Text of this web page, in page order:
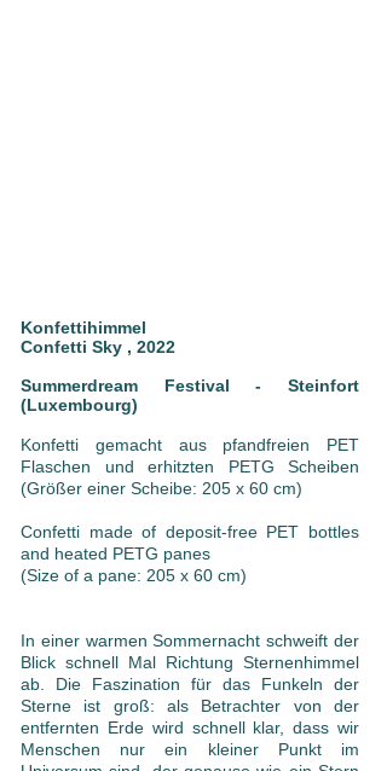
Konfettihimmel
Confetti Sky , 2022
Summerdream Festival - Steinfort
(Luxembourg)
Konfetti gemacht aus pfandfreien PET
Flaschen und erhitzten PETG Scheiben
(Größer einer Scheibe: 205 x 60 cm)
Confetti made of deposit-free PET bottles
and heated PETG panes
(Size of a pane: 205 x 60 cm)
In einer warmen Sommernacht schweift der
Blick schnell Mal Richtung Sternenhimmel
ab. Die Faszination für das Funkeln der
Sterne ist groß: als Betrachter von der
entfernten Erde wird schnell klar, dass wir
Menschen nur ein kleiner Punkt im